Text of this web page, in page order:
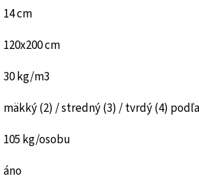
14 cm
120x200 cm
30 kg/m3
mäkký (2) / stredný (3) / tvrdý (4)
105 kg/osobu
áno